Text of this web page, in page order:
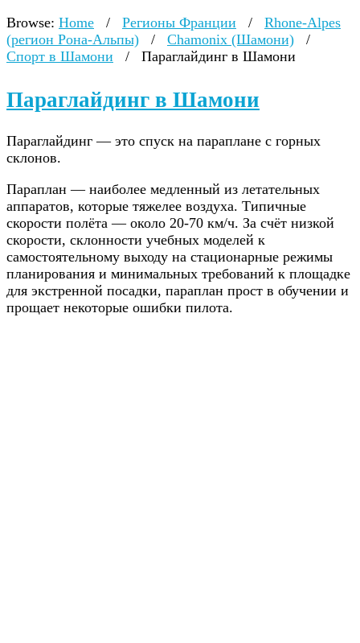
Browse: Home / Регионы Франции /
Rhone-Alpes
(регион Рона-Альпы)
/ Chamonix (Шамони)
/
Спорт в Шамони
/ Параглайдинг в Шамони
Параглайдинг в Шамони
Параглайдинг — это спуск на параплане с горных
склонов.
Параплан — наиболее медленный из летательных
аппаратов, которые тяжелее воздуха. Типичные
скорости полёта — около 20-70 км/ч. За счёт низкой
скорости, склонности учебных моделей к
самостоятельному выходу на стационарные режимы
планирования и минимальных требований к площадке
для экстренной посадки, параплан прост в обучении и
прощает некоторые ошибки пилота.